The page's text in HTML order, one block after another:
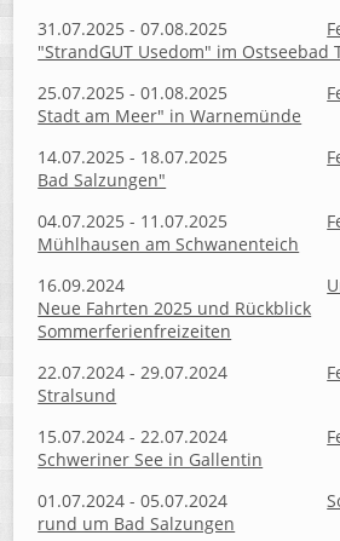
31.07.2025 - 07.08.2025
"StrandGUT Usedom" im Ostseebad
25.07.2025 - 01.08.2025
Stadt am Meer" in Warnemünde
14.07.2025 - 18.07.2025
Bad Salzungen"
04.07.2025 - 11.07.2025
Mühlhausen am Schwanenteich
16.09.2024
Neue Fahrten 2025 und Rückblick
Sommerferienfreizeiten
22.07.2024 - 29.07.2024
Stralsund
15.07.2024 - 22.07.2024
Schweriner See in Gallentin
01.07.2024 - 05.07.2024
rund um Bad Salzungen